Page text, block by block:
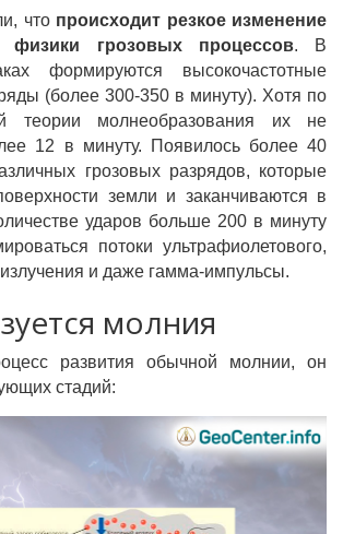
что происходит резкое изменение
физики грозовых процессов. В
формируются высокочастотные
(более 300-350 в минуту). Хотя по
теории молнеобразования их не
12 в минуту. Появилось более 40
грозовых разрядов, которые
земли и заканчиваются в
ударов больше 200 в минуту
потоки ультрафиолетового,
излучения и даже гамма-импульсы.
молния
развития обычной молнии, он
стадий: